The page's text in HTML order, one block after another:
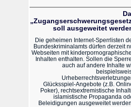
soll ausgeweitet
Die geheimen Internet-Sperrlisten
Bundeskriminalamts dürfen derzeit
Webseiten mit
Inhalten enthalten. Sollen die
auch auf andere Inhalte
Glücksspiel-Angebote (z.B.
Poker), rechtsextremistische
islamistische Propaganda
Beleidigungen ausgeweitet